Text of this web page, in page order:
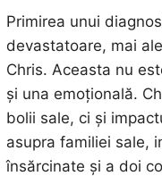
Primirea unui
devastatoare, mai
Chris. Aceasta nu
și una emoțională.
bolii sale, ci și
asupra familiei sale,
însărcinate și a doi